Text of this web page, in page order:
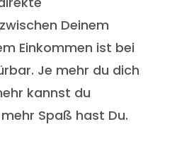
Deinem
Einkommen ist bei
Je mehr du dich
kannst du
Spaß hast Du.